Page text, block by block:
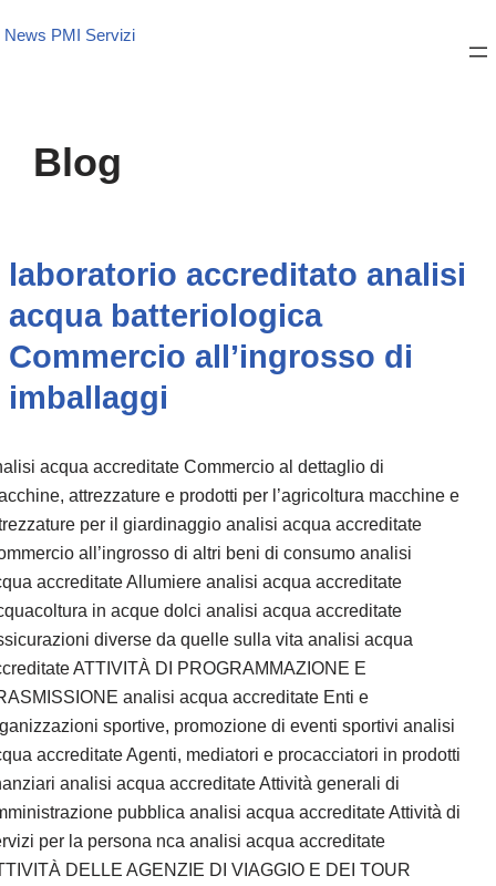
News PMI Servizi
Blog
laboratorio accreditato analisi
acqua batteriologica
Commercio all’ingrosso di
imballaggi
acqua accreditate Commercio al dettaglio di
attrezzature e prodotti per l’agricoltura macchine e
per il giardinaggio analisi acqua accreditate
all’ingrosso di altri beni di consumo analisi
accreditate Allumiere analisi acqua accreditate
in acque dolci analisi acqua accreditate
diverse da quelle sulla vita analisi acqua
ATTIVITÀ DI PROGRAMMAZIONE E
analisi acqua accreditate Enti e
sportive, promozione di eventi sportivi analisi
accreditate Agenti, mediatori e procacciatori in prodotti
analisi acqua accreditate Attività generali di
pubblica analisi acqua accreditate Attività di
per la persona nca analisi acqua accreditate
DELLE AGENZIE DI VIAGGIO E DEI TOUR